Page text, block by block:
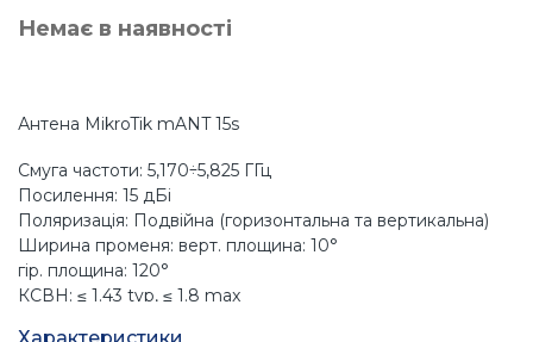
Немає в наявності
Антена MikroTik mANT 15s
Смуга частоти: 5,170÷5,825 ГГц
Посилення: 15 дБі
Поляризація: Подвійна (горизонтальна та вертикальна)
Ширина променя: верт. площина: 10°
гір. площина: 120°
КСВН: ≤ 1.43 typ, ≤ 1.8 max